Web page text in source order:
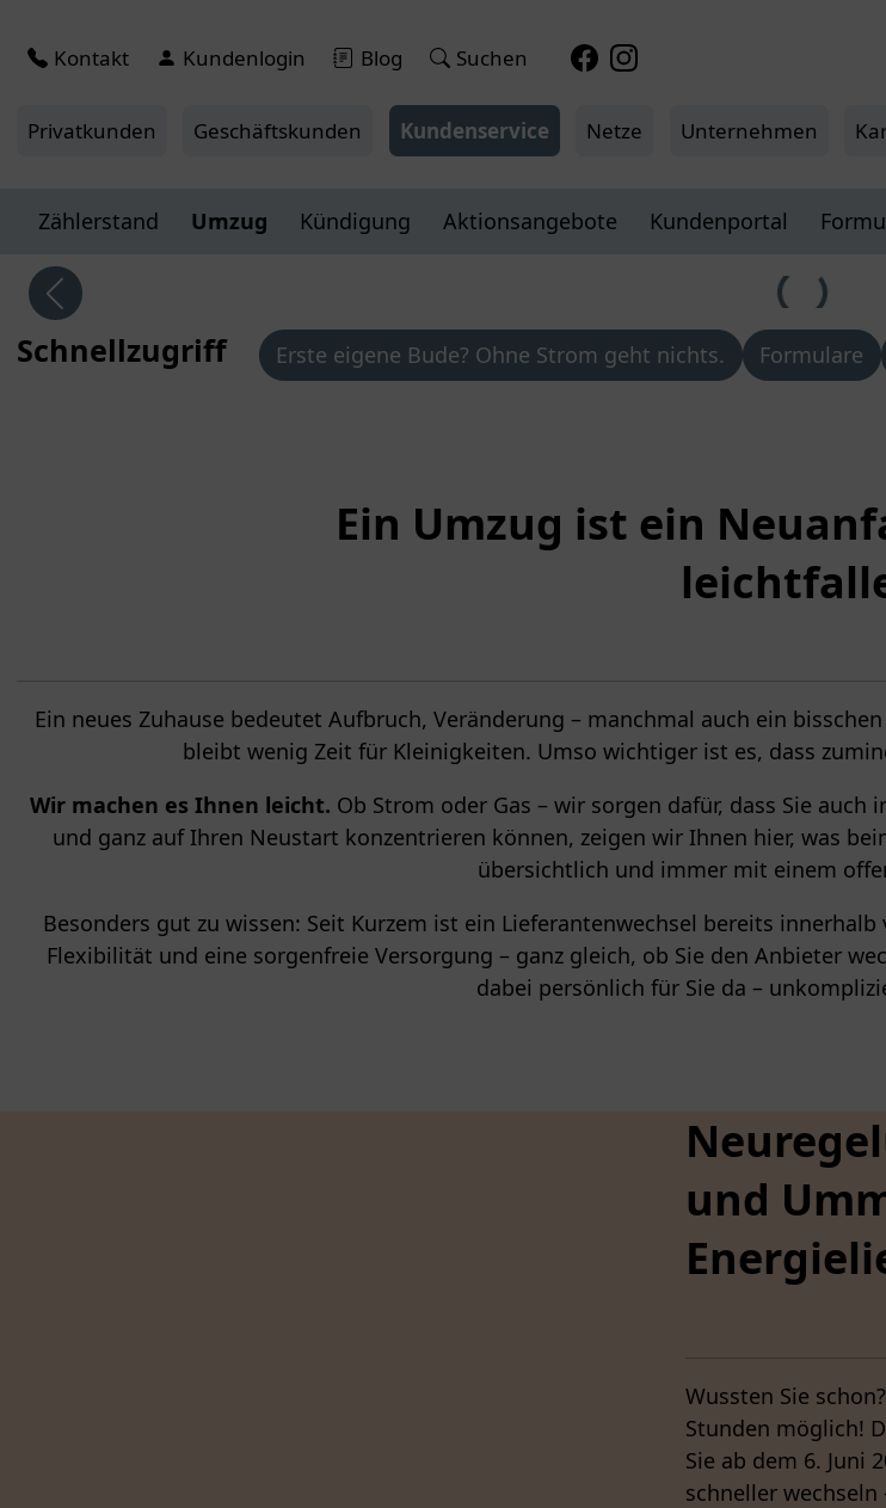
Kontakt Kundenlogin Blog Suchen FacebookInstagram
Privatkunden Geschäftskunden Kundenservice Netze Unternehmen
Zählerstand Umzug Kündigung Aktionsangebote Kundenportal
Schnellzugriff Erste eigene Bude? Ohne Strom geht nichts. Formulare
Ein Umzug ist ein
Ein neues Zuhause bedeutet Aufbruch, Veränderung – manchmal auch ein
bleibt wenig Zeit für Kleinigkeiten. Umso wichtiger ist es, dass
Wir machen es Ihnen leicht. Ob Strom oder Gas – wir sorgen dafür, dass Sie
und ganz auf Ihren Neustart konzentrieren können, zeigen wir Ihnen hier, was
übersichtlich und immer mit einem
Besonders gut zu wissen: Seit Kurzem ist ein Lieferantenwechsel bereits
Flexibilität und eine sorgenfreie Versorgung – ganz gleich, ob Sie den Anbieter
dabei persönlich für Sie da –
und
Wussten Sie
Stunden möglich!
Sie ab dem 6. Juni
schneller wechseln